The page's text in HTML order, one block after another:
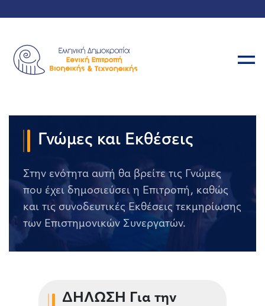
Γνώμες και Εκθέσεις
Στην ενότητα αυτή θα βρείτε τις Γνώμες
που έχει δημοσιεύσει η Επιτροπή, καθώς
και τις συνοδευτικές Εκθέσεις τεκμηρίωσης
των Επιστημονικών Συνεργατών.
ΔΗΛΩΣΗ Για την